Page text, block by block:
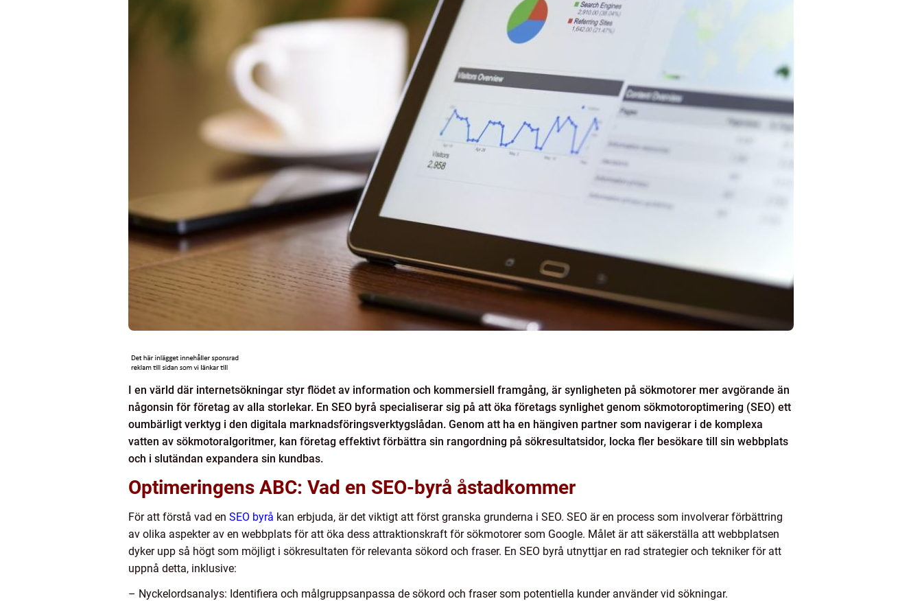
I en värld där internetsökningar styr flödet av information och kommersiell framgång, är synligheten på sökmotorer mer avgörande än
någonsin för företag av alla storlekar. En SEO byrå specialiserar sig på att öka företags synlighet genom sökmotoroptimering (SEO) ett
oumbärligt verktyg i den digitala marknadsföringsverktygslådan. Genom att ha en hängiven partner som navigerar i de komplexa
vatten av sökmotoralgoritmer, kan företag effektivt förbättra sin rangordning på sökresultatsidor, locka fler besökare till sin webbplats
och i slutändan expandera sin kundbas.
Optimeringens ABC: Vad en SEO-byrå åstadkommer
För att förstå vad en SEO byrå kan erbjuda, är det viktigt att först granska grunderna i SEO. SEO är en process som involverar förbättring
av olika aspekter av en webbplats för att öka dess attraktionskraft för sökmotorer som Google. Målet är att säkerställa att webbplatsen
dyker upp så högt som möjligt i sökresultaten för relevanta sökord och fraser. En SEO byrå utnyttjar en rad strategier och tekniker för att
uppnå detta, inklusive:
– Nyckelordsanalys: Identifiera och målgruppsanpassa de sökord och fraser som potentiella kunder använder vid sökningar.